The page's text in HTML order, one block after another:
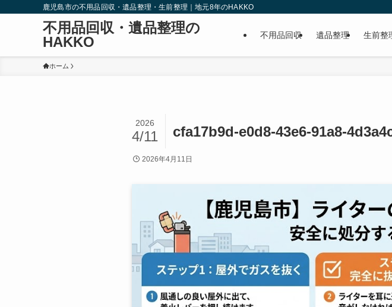
鹿児島市の不用品回収・遺品整理・生前整理｜地元8年のHAKKO
不用品回収・遺品整理の
HAKKO
不用品回収 遺品整理 生前整
ホーム
cfa17b9d-e0d8-43e6-91a8-
2026
4/11
2026年4月11日